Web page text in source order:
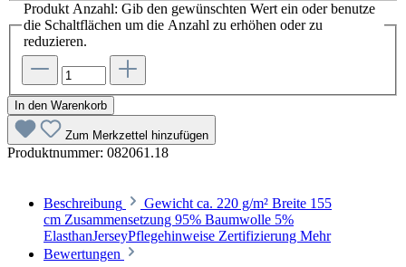
Produkt Anzahl: Gib den gewünschten Wert ein oder benutze
die Schaltflächen um die Anzahl zu erhöhen oder zu
reduzieren.
In den Warenkorb
Zum Merkzettel hinzufügen
Produktnummer: 082061.18
Beschreibung
Gewicht ca. 220 g/m² Breite 155
cm Zusammensetzung 95% Baumwolle 5%
ElasthanJerseyPflegehinweise Zertifizierung Mehr
Bewertungen